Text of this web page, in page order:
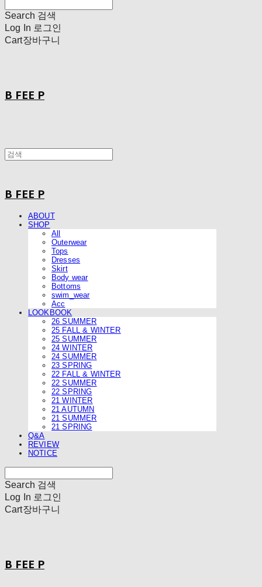
Search 검색
Log In 로그인
Cart장바구니
B FEE P
B FEE P
ABOUT
SHOP
All
Outerwear
Tops
Dresses
Skirt
Body wear
Bottoms
swim_wear
Acc
LOOKBOOK
26 SUMMER
25 FALL & WINTER
25 SUMMER
24 WINTER
24 SUMMER
23 SPRING
22 FALL & WINTER
22 SUMMER
22 SPRING
21 WINTER
21 AUTUMN
21 SUMMER
21 SPRING
Q&A
REVIEW
NOTICE
Search 검색
Log In 로그인
Cart장바구니
B FEE P